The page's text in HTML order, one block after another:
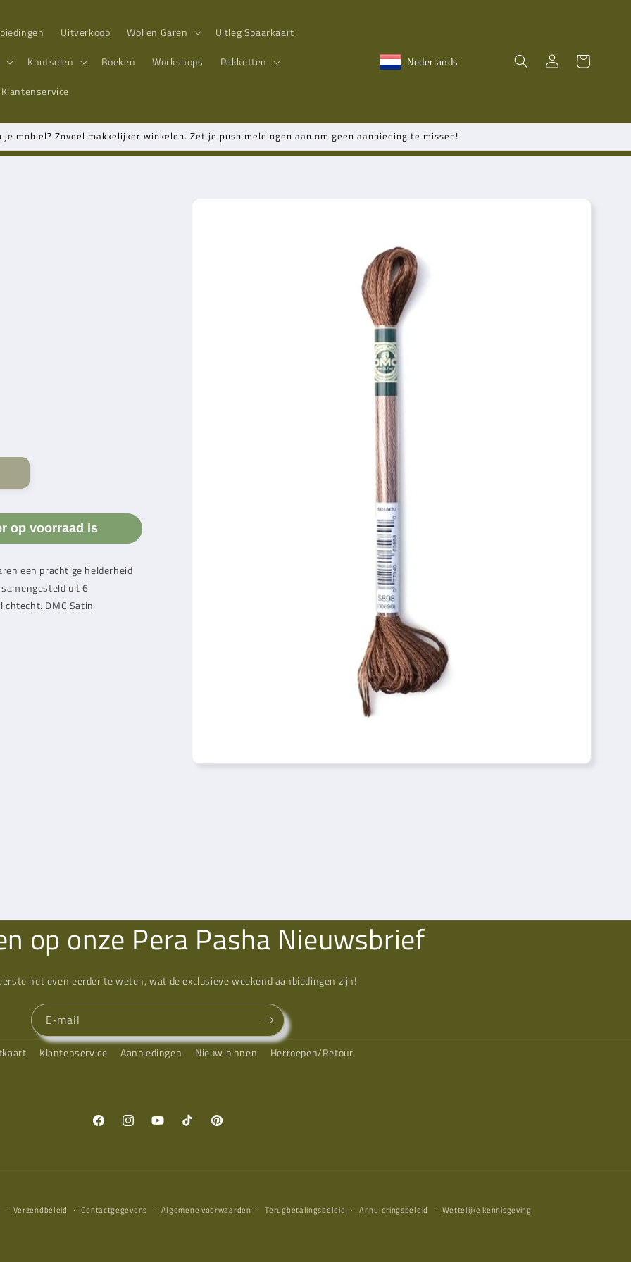
Uitverkoop Wol en Garen
Uitleg Spaarkaart
Knutselen Boeken Workshops
Pakketten
Klantenservice
Nederlands InloggenWinkelwagen
je mobiel? Zoveel makkelijker winkelen. Zet je push meldingen aan om geen aanbieding te missen!
op voorraad is
een prachtige helderheid
uit 6
DMC Satin
op onze Pera Pasha Nieuwsbrief
net even eerder te weten, wat de exclusieve weekend aanbiedingen zijn!
E‑mail
Klantenservice Aanbiedingen Nieuw binnen Herroepen/Retour
FacebookInstagramYouTubeTikTok Pinterest
Verzendbeleid Contactgegevens Algemene voorwaarden Terugbetalingsbeleid Annuleringsbeleid Wettelijke kennisgeving